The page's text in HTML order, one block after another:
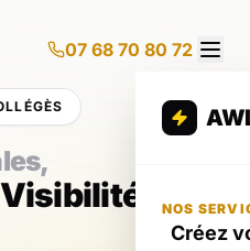
07 68 70 80 72
NOS
Créez